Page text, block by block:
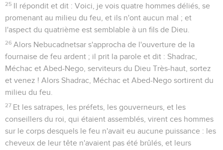
25 Il répondit et dit : Voici, je vois quatre hommes déliés, se
promenant au milieu du feu, et ils n'ont aucun mal ; et
l'aspect du quatrième est semblable à un fils de Dieu.
26 Alors Nebucadnetsar s'approcha de l'ouverture de la
fournaise de feu ardent ; il prit la parole et dit : Shadrac,
Méchac et Abed-Nego, serviteurs du Dieu Très-haut, sortez
et venez ! Alors Shadrac, Méchac et Abed-Nego sortirent du
milieu du feu.
27 Et les satrapes, les préfets, les gouverneurs, et les
conseillers du roi, qui étaient assemblés, virent ces hommes
sur le corps desquels le feu n'avait eu aucune puissance : les
cheveux de leur tête n'avaient pas été brûlés, et leurs